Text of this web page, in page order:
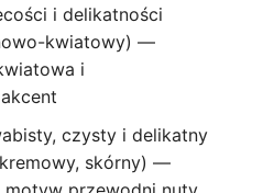
i delikatności
kwiatowy) —
i
czysty i delikatny
kremowy, skórny) —